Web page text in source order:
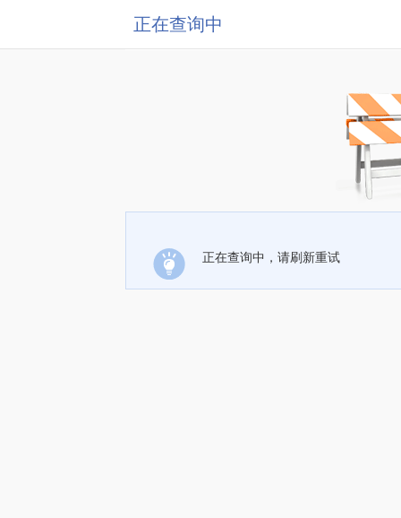
正在查询中
正在查询中，请刷新重试